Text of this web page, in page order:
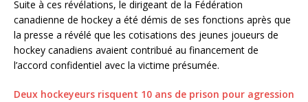
Suite à ces révélations, le dirigeant de la Fédération
canadienne de hockey a été démis de ses fonctions après que
la presse a révélé que les cotisations des jeunes joueurs de
hockey canadiens avaient contribué au financement de
l’accord confidentiel avec la victime présumée.
Deux hockeyeurs risquent 10 ans de prison pour agression